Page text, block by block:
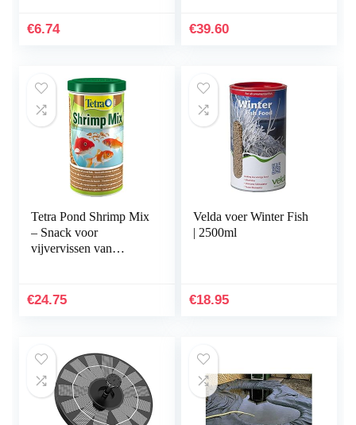
goudvisvoer voor
€6.74
°C, voer…
€39.60
Tetra Pond Shrimp Mix
– Snack voor
vijvervissen van
eiwitten, 1 l blik
€24.75
Velda voer Winter Fish
| 2500ml
€18.95